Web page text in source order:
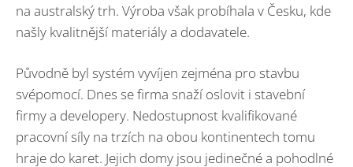
na australský trh. Výroba však probíhala v Česku, kde
našly kvalitnější materiály a dodavatele.
Původně byl systém vyvíjen zejména pro stavbu
svépomocí. Dnes se firma snaží oslovit i stavební
firmy a developery. Nedostupnost kvalifikované
pracovní síly na trzích na obou kontinentech tomu
hraje do karet. Jejich domy jsou jedinečné a pohodlné